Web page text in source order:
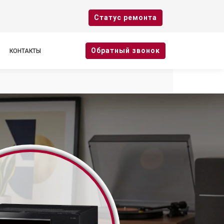
Cтатус ремонта
КОНТАКТЫ Oбратный звонок